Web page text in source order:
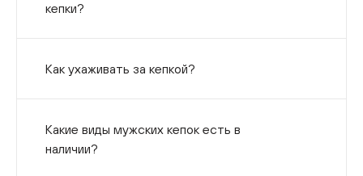
кепки?
Как ухаживать за кепкой?
Какие виды мужских кепок есть в
наличии?